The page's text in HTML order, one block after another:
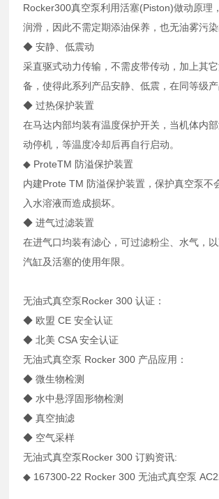
Rocker300真空泵利用活塞(Piston)做动原理
润滑，因此不需定期添油保养，也无油雾污染
◆ 安静、低震动
采直驱式动力传输，不需皮带传动，加上其
备，使得此系列产品安静、低震，在同等级产
◆ 过热保护装置
在马达内部均装有温度保护开关，当机体内
动停机，等温度冷却后再自行启动。
◆ ProteTM 防溢保护装置
内建Prote TM 防溢保护装置，保护真空泵不
入水溶液而造成损坏。
◆ 进气过滤装置
在进气口均装有滤心，可过滤粉尘、水气，
汽缸及活塞的使用年限。
无油式真空泵Rocker 300 认证：
◆ 欧盟 CE 安全认证
◆ 北美 CSA 安全认证
无油式真空泵 Rocker 300 产品应用：
◆ 微生物检测
◆ 水中悬浮固形物检测
◆ 真空抽滤
◆ 空气采样
无油式真空泵Rocker 300 订购资讯:
◆ 167300-22 Rocker 300 无油式真空泵